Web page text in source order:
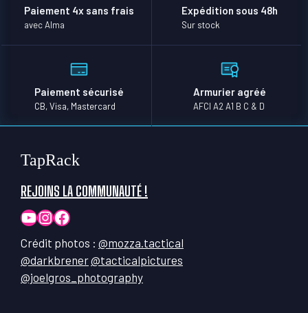
Paiement 4x sans frais
avec Alma
Expédition sous 48h
Sur stock
Paiement sécurisé
CB, Visa, Mastercard
Armurier agréé
AFCI A2 A1 B C & D
TapRack
REJOINS LA COMMUNAUTÉ !
YouTube
Instagram
Facebook
Crédit photos : @mozza.tactical
@darkbrener@tacticalpictures
@joelgros_photography